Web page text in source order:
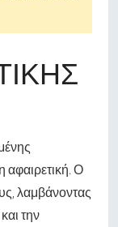
αφαιρετική. Ο
λαμβάνοντας
την